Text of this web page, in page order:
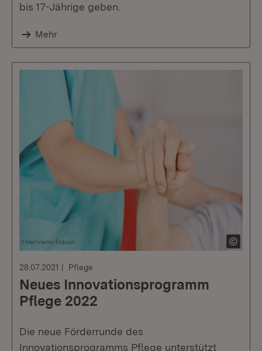
bis 17-Jährige geben.
Mehr
28.07.2021 Pflege
Neues Innovationsprogramm
Pflege 2022
Die neue Förderrunde des
Innovationsprogramms Pflege unterstützt